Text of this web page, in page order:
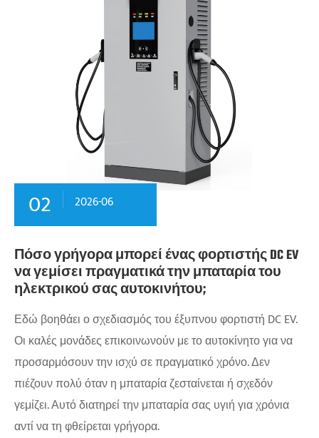
02 2026-06
Πόσο γρήγορα μπορεί ένας φορτιστής DC EV
να γεμίσει πραγματικά την μπαταρία του
ηλεκτρικού σας αυτοκινήτου;
Εδώ βοηθάει ο σχεδιασμός του έξυπνου φορτιστή DC EV.
Οι καλές μονάδες επικοινωνούν με το αυτοκίνητο για να
προσαρμόσουν την ισχύ σε πραγματικό χρόνο. Δεν
πιέζουν πολύ όταν η μπαταρία ζεσταίνεται ή σχεδόν
γεμίζει. Αυτό διατηρεί την μπαταρία σας υγιή για χρόνια
αντί να τη φθείρεται γρήγορα.